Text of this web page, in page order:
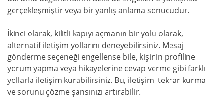
gerçekleşmiştir veya bir yanlış anlama sonucudur.
İkinci olarak, kilitli kapıyı açmanın bir yolu olarak,
alternatif iletişim yollarını deneyebilirsiniz. Mesaj
gönderme seçeneği engellense bile, kişinin profiline
yorum yapma veya hikayelerine cevap verme gibi farklı
yollarla iletişim kurabilirsiniz. Bu, iletişimi tekrar kurma
ve sorunu çözme şansınızı artırabilir.